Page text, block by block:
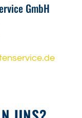
GmbH